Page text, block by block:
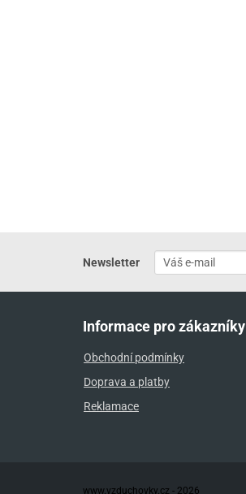
Newsletter
Informace pro zákazníky
Obchodní podmínky
Doprava a platby
Reklamace
www.vzduchovky.cz - 2026